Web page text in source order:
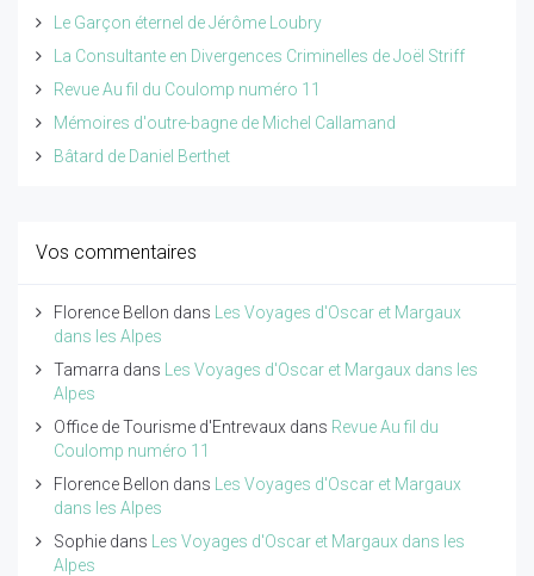
Le Garçon éternel de Jérôme Loubry
La Consultante en Divergences Criminelles de Joël Striff
Revue Au fil du Coulomp numéro 11
Mémoires d'outre-bagne de Michel Callamand
Bâtard de Daniel Berthet
Vos commentaires
Florence Bellon dans
Les Voyages d'Oscar et Margaux
dans les Alpes
Tamarra dans
Les Voyages d'Oscar et Margaux dans les
Alpes
Office de Tourisme d'Entrevaux dans Revue Au fil du
Coulomp numéro 11
Florence Bellon dans
Les Voyages d'Oscar et Margaux
dans les Alpes
Sophie dans
Les Voyages d'Oscar et Margaux dans les
Alpes